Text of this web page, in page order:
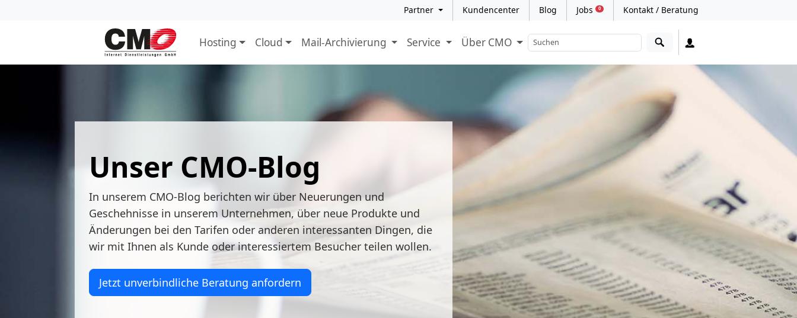
Partner Kundencenter Blog Jobs 0 Kontakt / Beratung
Hosting Cloud Mail-Archivierung Service Über CMO
Unser CMO-Blog
In unserem CMO-Blog berichten wir über Neuerungen und
Geschehnisse in unserem Unternehmen, über neue Produkte und
Änderungen bei den Tarifen oder anderen interessanten Dingen, die
wir mit Ihnen als Kunde oder interessiertem Besucher teilen wollen.
Jetzt unverbindliche Beratung anfordern